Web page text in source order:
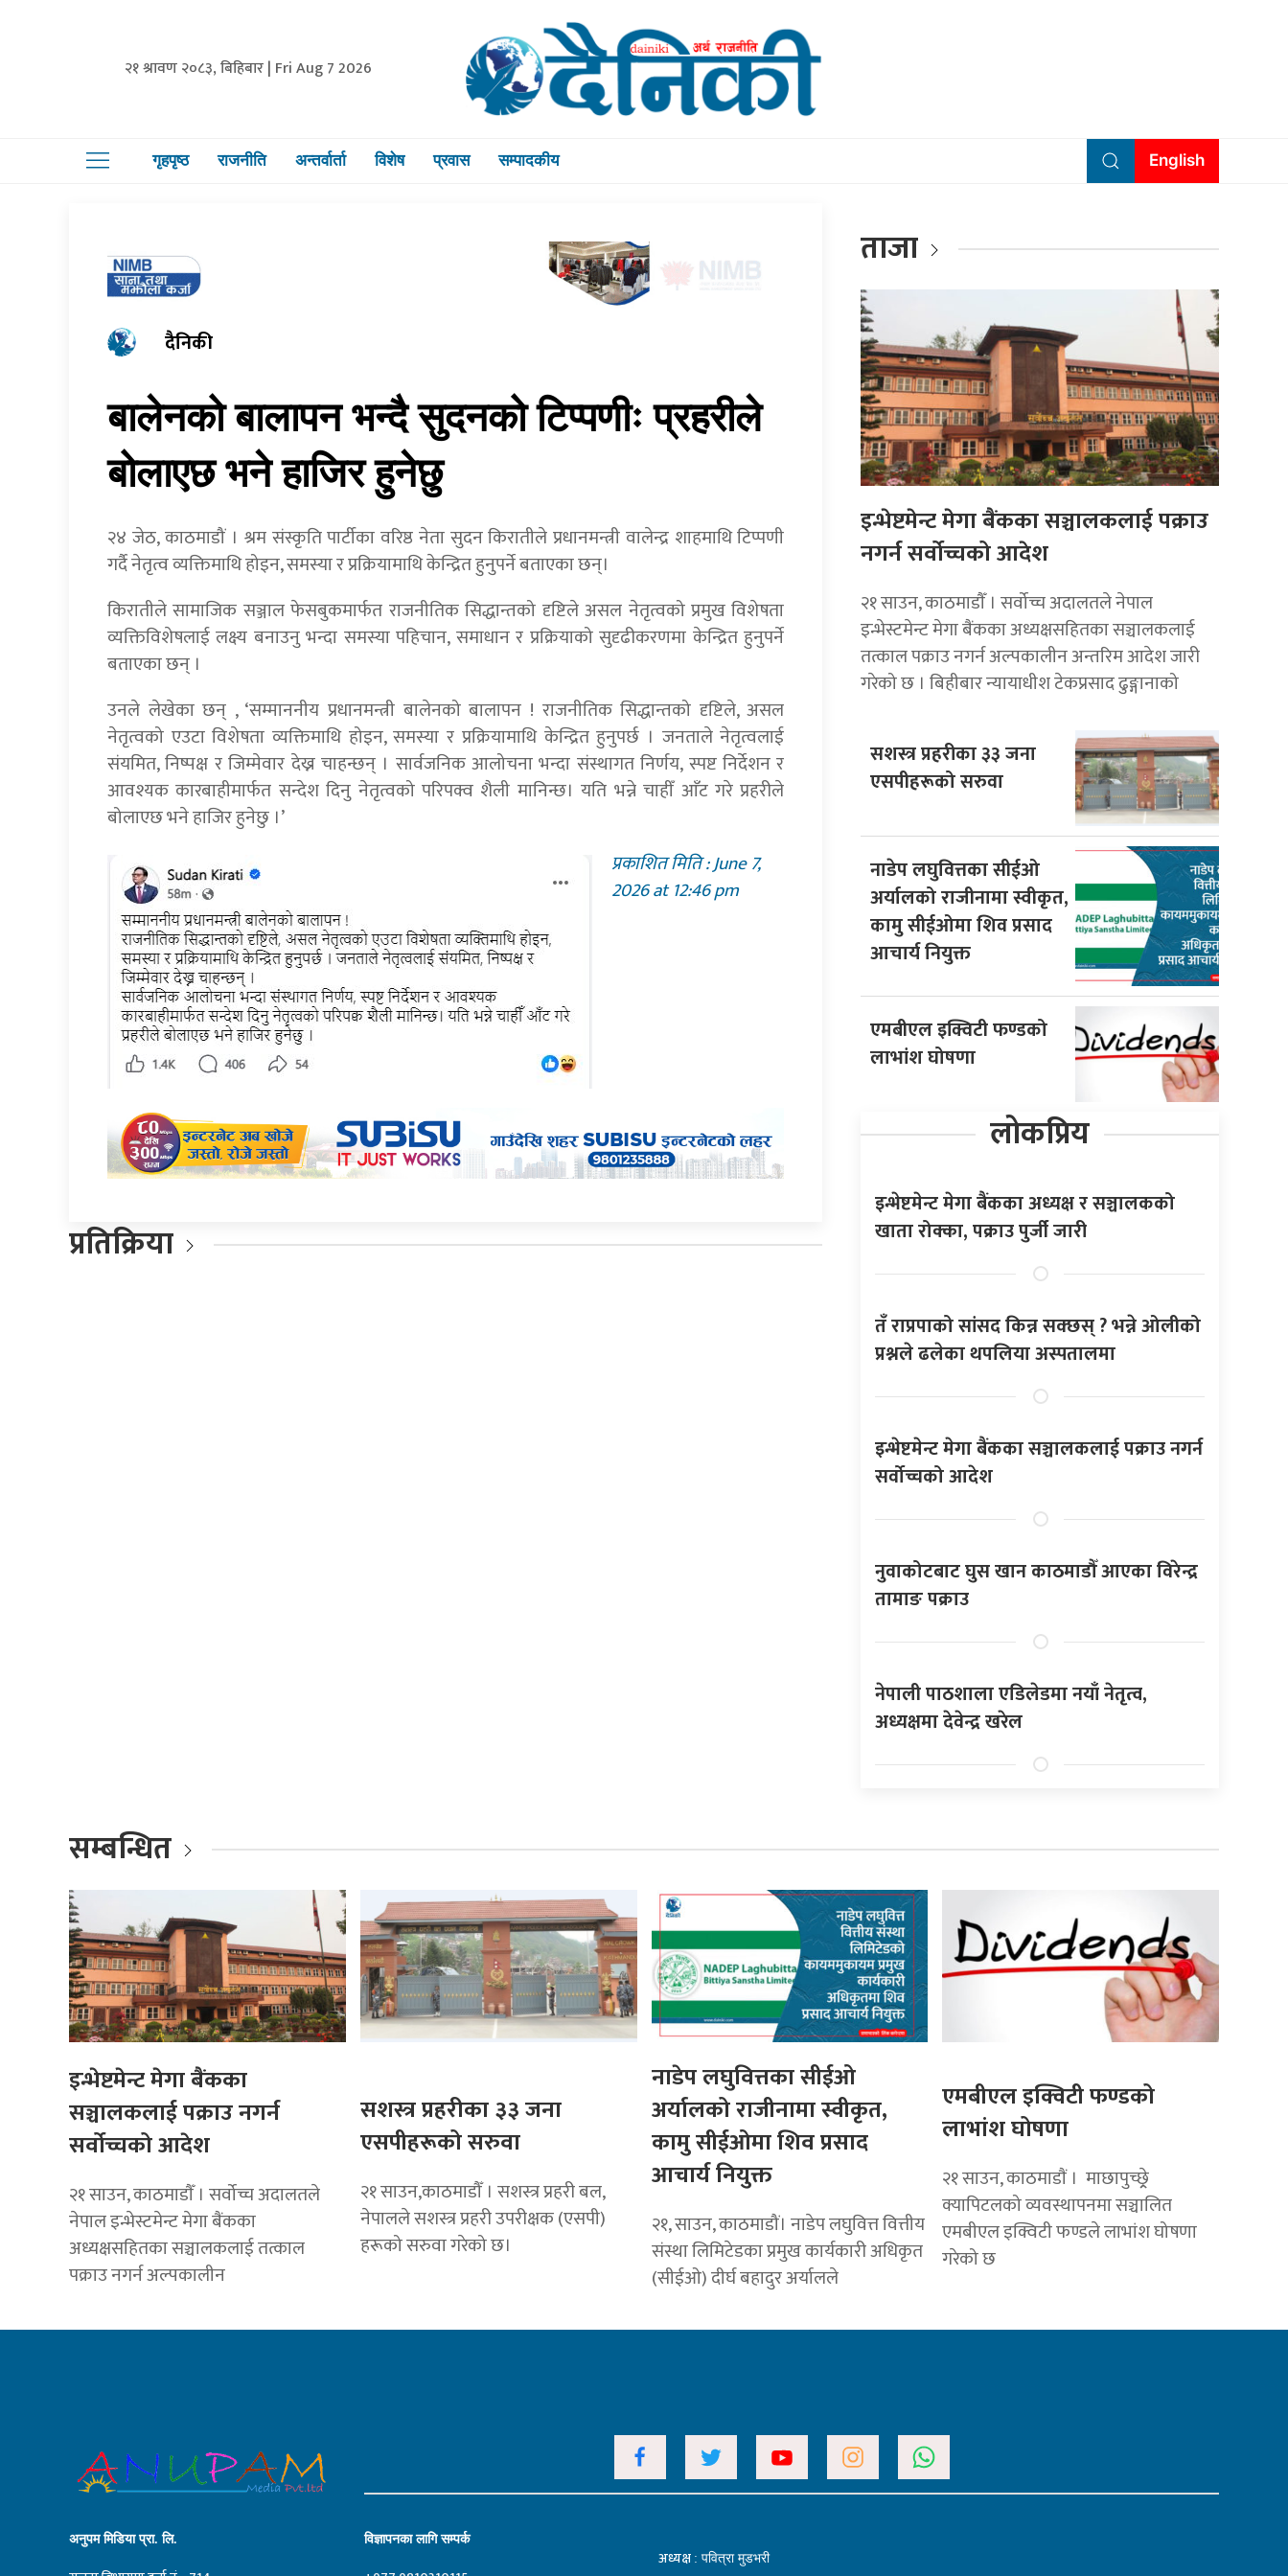
२१ श्रावण २०८३, बिहिबार | Fri Aug 7 2026
गृहपृष्ठ राजनीति अन्तर्वार्ता विशेष प्रवास सम्पादकीय English
दैनिकी
बालेनको बालापन भन्दै सुदनको टिप्पणीः प्रहरीले
बोलाएछ भने हाजिर हुनेछु
२४ जेठ, काठमाडौं । श्रम संस्कृति पार्टीका वरिष्ठ नेता सुदन किरातीले प्रधानमन्त्री वालेन्द्र शाहमाथि टिप्पणी
गर्दै नेतृत्व व्यक्तिमाथि होइन, समस्या र प्रक्रियामाथि केन्द्रित हुनुपर्ने बताएका छन्।
किरातीले सामाजिक सञ्जाल फेसबुकमार्फत राजनीतिक सिद्धान्तको दृष्टिले असल नेतृत्वको प्रमुख विशेषता
व्यक्तिविशेषलाई लक्ष्य बनाउनु भन्दा समस्या पहिचान, समाधान र प्रक्रियाको सुदृढीकरणमा केन्द्रित हुनुपर्ने
बताएका छन् ।
उनले लेखेका छन् , ‘सम्माननीय प्रधानमन्त्री बालेनको बालापन ! राजनीतिक सिद्धान्तको दृष्टिले, असल
नेतृत्वको एउटा विशेषता व्यक्तिमाथि होइन, समस्या र प्रक्रियामाथि केन्द्रित हुनुपर्छ । जनताले नेतृत्वलाई
संयमित, निष्पक्ष र जिम्मेवार देख्न चाहन्छन् । सार्वजनिक आलोचना भन्दा संस्थागत निर्णय, स्पष्ट निर्देशन र
आवश्यक कारबाहीमार्फत सन्देश दिनु नेतृत्वको परिपक्व शैली मानिन्छ। यति भन्ने चाहीँ आँट गरे प्रहरीले
बोलाएछ भने हाजिर हुनेछु ।’
प्रकाशित मिति : June 7,
2026 at 12:46 pm
प्रतिक्रिया
ताजा
इन्भेष्टमेन्ट मेगा बैंकका सञ्चालकलाई पक्राउ
नगर्न सर्वोच्चको आदेश
२१ साउन, काठमाडाैँ । सर्वोच्च अदालतले नेपाल
इन्भेस्टमेन्ट मेगा बैंकका अध्यक्षसहितका सञ्चालकलाई
तत्काल पक्राउ नगर्न अल्पकालीन अन्तरिम आदेश जारी
गरेको छ । बिहीबार न्यायाधीश टेकप्रसाद ढुङ्गानाको
सशस्त्र प्रहरीका ३३ जना
एसपीहरूको सरुवा
नाडेप लघुवित्तका सीईओ
अर्यालको राजीनामा स्वीकृत,
कामु सीईओमा शिव प्रसाद
आचार्य नियुक्त
एमबीएल इक्विटी फण्डको
लाभांश घोषणा
लोकप्रिय
इन्भेष्टमेन्ट मेगा बैंकका अध्यक्ष र सञ्चालकको
खाता रोक्का, पक्राउ पुर्जी जारी
तँ राप्रपाको सांसद किन्न सक्छस् ? भन्ने ओलीको
प्रश्नले ढलेका थपलिया अस्पतालमा
इन्भेष्टमेन्ट मेगा बैंकका सञ्चालकलाई पक्राउ नगर्न
सर्वोच्चको आदेश
नुवाकोटबाट घुस खान काठमाडौँ आएका विरेन्द्र
तामाङ पक्राउ
नेपाली पाठशाला एडिलेडमा नयाँ नेतृत्व,
अध्यक्षमा देवेन्द्र खरेल
सम्बन्धित
इन्भेष्टमेन्ट मेगा बैंकका
सञ्चालकलाई पक्राउ नगर्न
सर्वोच्चको आदेश
२१ साउन, काठमाडाैँ । सर्वोच्च अदालतले
नेपाल इन्भेस्टमेन्ट मेगा बैंकका
अध्यक्षसहितका सञ्चालकलाई तत्काल
पक्राउ नगर्न अल्पकालीन
सशस्त्र प्रहरीका ३३ जना
एसपीहरूको सरुवा
२१ साउन,काठमाडौँ । सशस्त्र प्रहरी बल,
नेपालले सशस्त्र प्रहरी उपरीक्षक (एसपी)
हरूको सरुवा गरेको छ।
नाडेप लघुवित्तका सीईओ
अर्यालको राजीनामा स्वीकृत,
कामु सीईओमा शिव प्रसाद
आचार्य नियुक्त
२१, साउन, काठमाडौं। नाडेप लघुवित्त वित्तीय
संस्था लिमिटेडका प्रमुख कार्यकारी अधिकृत
(सीईओ) दीर्घ बहादुर अर्यालले
एमबीएल इक्विटी फण्डको
लाभांश घोषणा
२१ साउन, काठमाडाैं । माछापुच्छ्र्रे
क्यापिटलको व्यवस्थापनमा सञ्चालित
एमबीएल इक्विटी फण्डले लाभांश घोषणा
गरेको छ
अनुपम मिडिया प्रा. लि. विज्ञापनका लागि सम्पर्क
अध्यक्ष : पवित्रा मुडभरी